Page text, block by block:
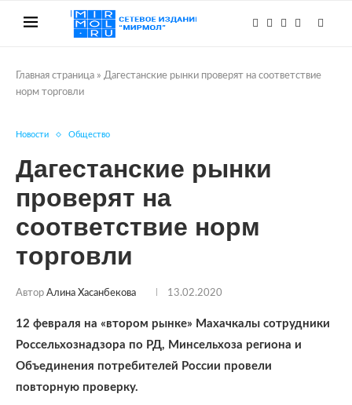
Главная страница » Дагестанские рынки проверят на соответствие
норм торговли
Новости Общество
Дагестанские рынки
проверят на
соответствие норм
торговли
Автор Алина Хасанбекова 13.02.2020
12 февраля на «втором рынке» Махачкалы сотрудники
Россельхознадзора по РД, Минсельхоза региона и
Объединения потребителей России провели
повторную проверку.